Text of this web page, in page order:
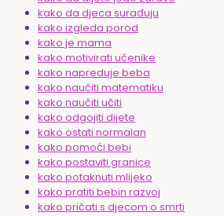
kako da djeca surađuju
kako izgleda porod
kako je mama
kako motivirati učenike
kako napreduje beba
kako naučiti matematiku
kako naučiti učiti
kako odgojiti dijete
kako ostati normalan
kako pomoći bebi
kako postaviti granice
kako potaknuti mlijeko
kako pratiti bebin razvoj
kako pričati s djecom o smrti